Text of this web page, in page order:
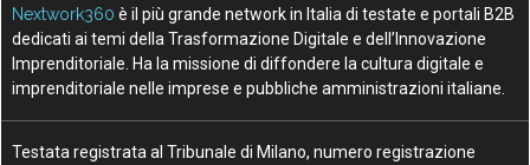
Nextwork360 è il più grande network in Italia di testate e portali B2B
dedicati ai temi della Trasformazione Digitale e dell’Innovazione
Imprenditoriale. Ha la missione di diffondere la cultura digitale e
imprenditoriale nelle imprese e pubbliche amministrazioni italiane.
Testata registrata al Tribunale di Milano, numero registrazione